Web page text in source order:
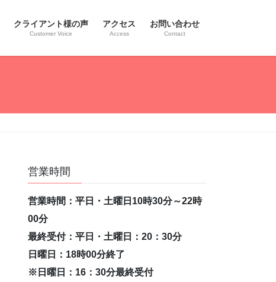
クライアント様の声
Customer Voice
アクセス
Access
お問い合わせ
Contact
営業時間
営業時間：平日・土曜日10時30分～22時
00分
最終受付：平日・土曜日：20：30分
日曜日：18時00分終了
※日曜日：16：30分最終受付